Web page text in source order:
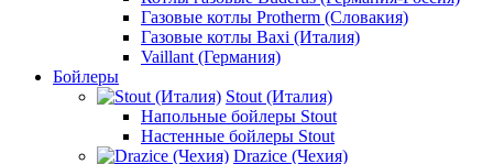
Газовые котлы Protherm (Словакия)
Газовые котлы Baxi (Италия)
Vaillant (Германия)
Бойлеры
Stout (Италия)
Напольные бойлеры Stout
Настенные бойлеры Stout
Drazice (Чехия)